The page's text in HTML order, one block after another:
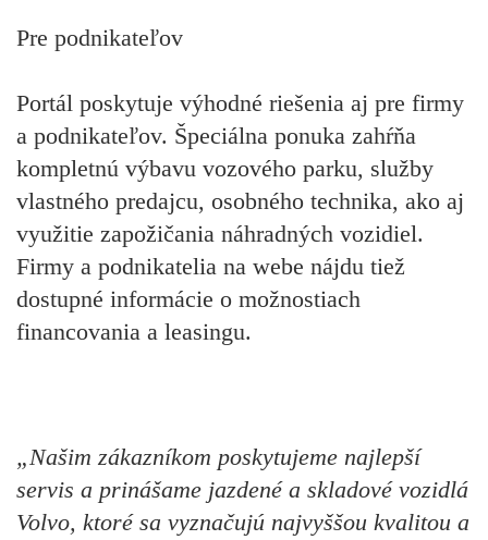
Pre podnikateľov
Portál poskytuje výhodné riešenia aj pre firmy
a podnikateľov. Špeciálna ponuka zahŕňa
kompletnú výbavu vozového parku, služby
vlastného predajcu, osobného technika, ako aj
využitie zapožičania náhradných vozidiel.
Firmy a podnikatelia na webe nájdu tiež
dostupné informácie o možnostiach
financovania a leasingu.
„Našim zákazníkom poskytujeme najlepší
servis a prinášame jazdené a skladové vozidlá
Volvo, ktoré sa vyznačujú najvyššou kvalitou a